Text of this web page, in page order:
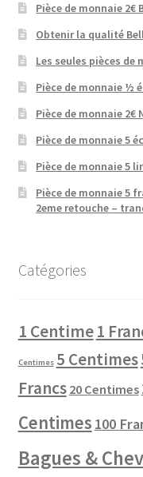
Pièce de monnaie 2€
Obtenir la qualité
Les seules pièces de
Pièce de monnaie ½
Pièce de monnaie 2€
Pièce de monnaie 5
Pièce de monnaie 5
Pièce de monnaie 5
2eme retouche –
Catégories
1 Centime1
Centimes 5 Centimes
Francs 20 Centimes
Centimes 100
Bagues &